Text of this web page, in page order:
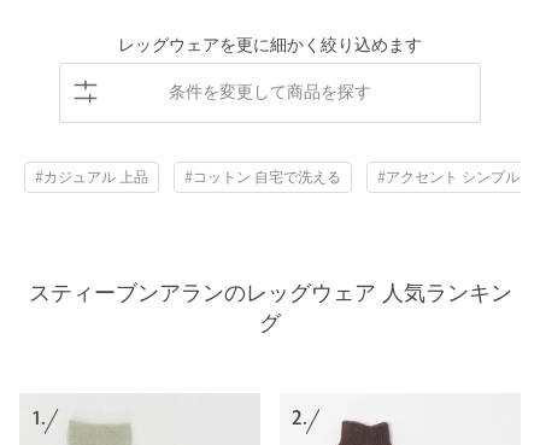
レッグウェアを更に細かく絞り込めます
条件を変更して商品を探す
#カジュアル 上品 #コットン 自宅で洗える #アクセント シンプル
スティーブンアランのレッグウェア 人気ランキン
グ
1. 2.